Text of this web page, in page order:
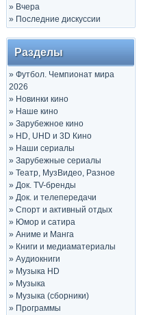
» Вчера
» Последние дискуссии
Разделы
» Футбол. Чемпионат мира
2026
» Новинки кино
» Наше кино
» Зарубежное кино
» HD, UHD и 3D Кино
» Наши сериалы
» Зарубежные сериалы
» Театр, МузВидео, Разное
» Док. TV-бренды
» Док. и телепередачи
» Спорт и активный отдых
» Юмор и сатира
» Аниме и Манга
» Книги и медиаматериалы
» Аудиокниги
» Музыка HD
» Музыка
» Музыка (сборники)
» Программы